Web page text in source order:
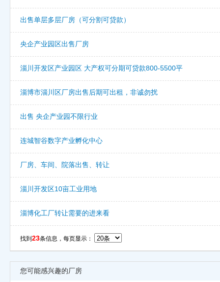
出售单层多层厂房（可分割可贷款）
央企产业园区出售厂房
淄川开发区产业园区 大产权可分期可贷款800-5500平
淄博市淄川区厂房出售后期可出租，非诚勿扰
出售 央企产业园不限行业
连城智谷数字产业孵化中心
厂房、车间、院落出售、转让
淄川开发区10亩工业用地
淄博化工厂转让需要的进来看
找到 23条信息，每页显示：
您可能感兴趣的厂房